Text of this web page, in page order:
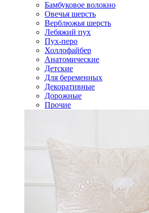
Бамбуковое волокно
Овечья шерсть
Верблюжья шерсть
Лебяжий пух
Пух-перо
Холлофайбер
Анатомические
Детские
Для беременных
Декоративные
Дорожные
Прочие